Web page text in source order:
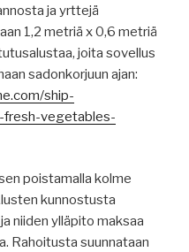
ja yrttejä
1,2 metriä x 0,6 metriä
joita sovellus
sadonkorjuun ajan:
ship-
vegetables-
poistamalla kolme
kunnostusta
niiden ylläpito maksaa
Rahoitusta suunnataan